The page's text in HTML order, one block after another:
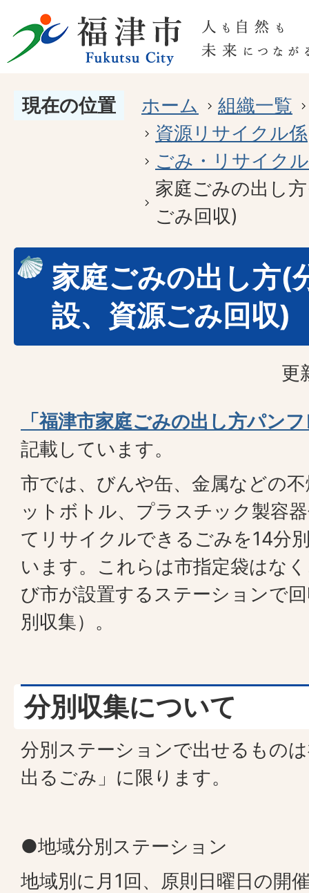
現在の位置 ホーム
組織一覧
資源リサイクル係
ごみ・リサイクル
家庭ごみの出し
ごみ回収)
家庭ごみの出し方(
設、資源ごみ回収)
更
「福津市家庭ごみの出し方パン
記載しています。
市では、びんや缶、金属などの
ットボトル、プラスチック製容
てリサイクルできるごみを14分
います。これらは市指定袋はな
び市が設置するステーションで
別収集）。
分別収集について
分別ステーションで出せるもの
出るごみ」に限ります。
●地域分別ステーション
地域別に月1回、原則日曜日の開